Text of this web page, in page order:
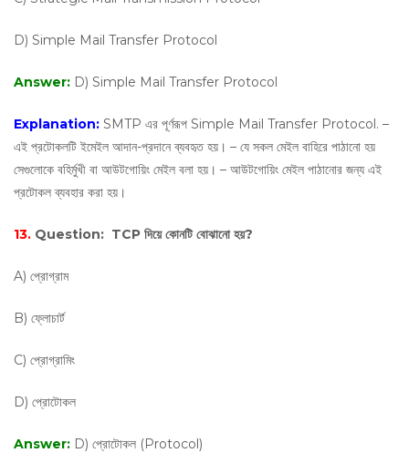
D) Simple Mail Transfer Protocol
Answer: D) Simple Mail Transfer Protocol
Explanation: SMTP এর পূর্ণরূপ Simple Mail Transfer Protocol. –
এই প্রটোকলটি ইমেইল আদান-প্রদানে ব্যবহৃত হয়। – যে সকল মেইল বাহিরে পাঠানো হয়
সেগুলোকে বহির্মুখী বা আউটগোয়িং মেইল বলা হয়। – আউটগোয়িং মেইল পাঠানোর জন্য এই
প্রটোকল ব্যবহার করা হয়।
13. Question: TCP দিয়ে কোনটি বোঝানো হয়?
A) প্রোগ্রাম
B) ফ্লোচার্ট
C) প্রোগ্রামিং
D) প্রোটোকল
Answer: D) প্রোটোকল (Protocol)